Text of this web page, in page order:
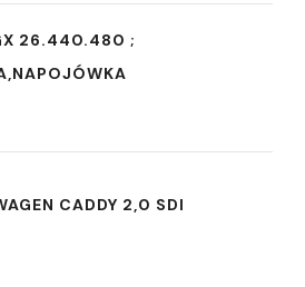
26.440.480 ;
CADDY 2,0 SDI